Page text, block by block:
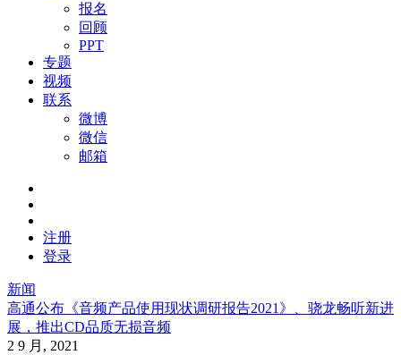
报名
回顾
PPT
专题
视频
联系
微博
微信
邮箱
注册
登录
新闻
高通公布《音频产品使用现状调研报告2021》、骁龙畅听新进
展，推出CD品质无损音频
2 9 月, 2021